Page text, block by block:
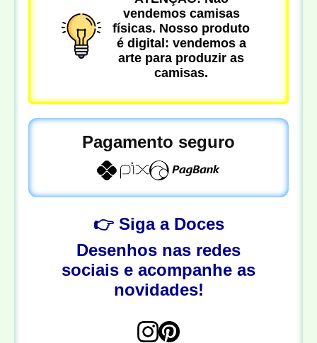
vendemos camisas
físicas. Nosso produto
é digital: vendemos a
arte para produzir as
camisas.
Pagamento seguro
👉 Siga a Doces
Desenhos nas redes
sociais e acompanhe as
novidades!